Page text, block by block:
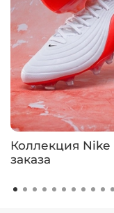
Коллекция Nike
заказа